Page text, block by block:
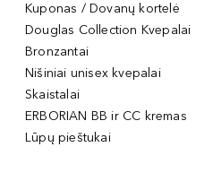
Kuponas / Dovanų kortelė
Douglas Collection Kvepalai
Bronzantai
Nišiniai unisex kvepalai
Skaistalai
ERBORIAN BB ir CC kremas
Lūpų pieštukai